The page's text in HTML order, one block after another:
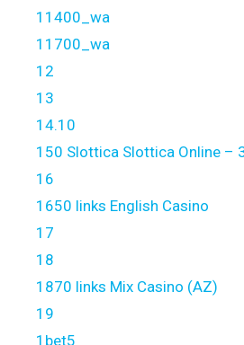
11400_wa
11700_wa
12
13
14.10
150 Slottica Slottica Online –
16
1650 links English Casino
17
18
1870 links Mix Casino (AZ)
19
1bet5